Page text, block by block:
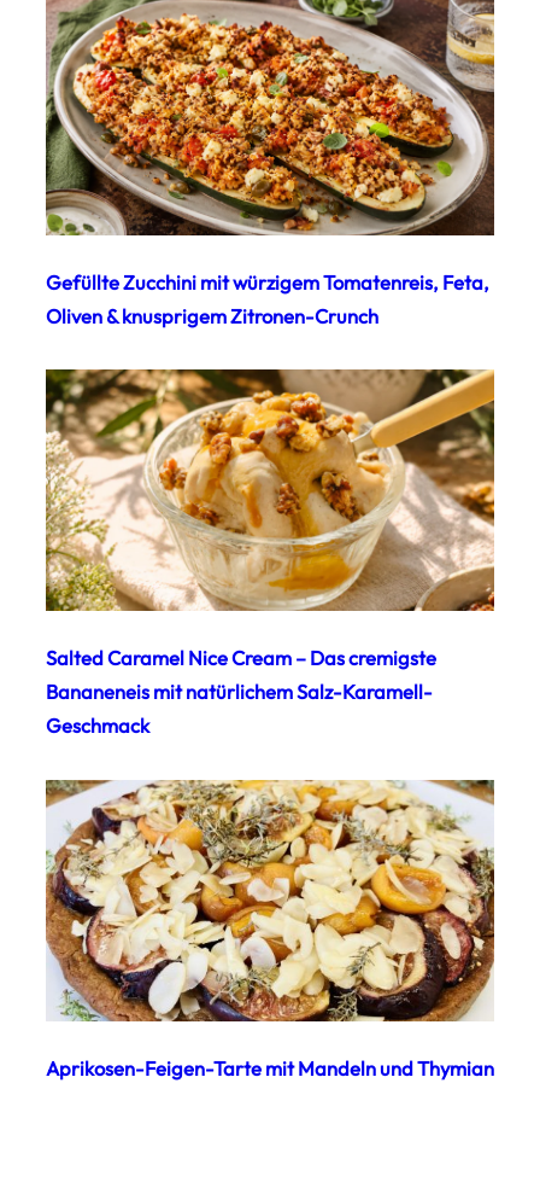
Gefüllte Zucchini mit würzigem Tomatenreis, Feta,
Oliven & knusprigem Zitronen-Crunch
Salted Caramel Nice Cream – Das cremigste
Bananeneis mit natürlichem Salz-Karamell-
Geschmack
Aprikosen-Feigen-Tarte mit Mandeln und Thymian